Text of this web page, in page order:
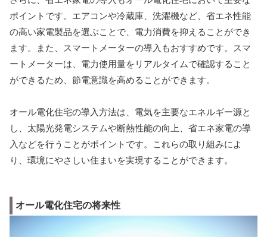
ポイントです。エアコンや冷蔵庫、洗濯機など、省エネ性能
の高い家電製品を選ぶことで、電力消費を抑えることができ
ます。また、スマートメーターの導入もおすすめです。スマ
ートメーターは、電力使用量をリアルタイムで確認すること
ができるため、節電意識を高めることができます。
オール電化住宅の導入方法は、電気を主要なエネルギー源と
し、太陽光発電システムや断熱性能の向上、省エネ家電の導
入などを行うことがポイントです。これらの取り組みによ
り、環境にやさしい住まいを実現することができます。
オール電化住宅の将来性